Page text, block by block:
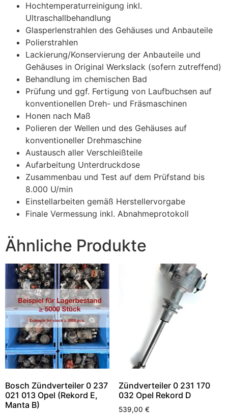
Hochtemperaturreinigung inkl.
Ultraschallbehandlung
Glasperlenstrahlen des Gehäuses und Anbauteile
Polierstrahlen
Lackierung/Konservierung der Anbauteile und
Gehäuses in Original Werkslack (sofern zutreffend)
Behandlung im chemischen Bad
Prüfung und ggf. Fertigung von Laufbuchsen auf
konventionellen Dreh- und Fräsmaschinen
Honen nach Maß
Polieren der Wellen und des Gehäuses auf
konventioneller Drehmaschine
Austausch aller Verschleißteile
Aufarbeitung Unterdruckdose
Zusammenbau und Test auf dem Prüfstand bis
8.000 U/min
Einstellarbeiten gemäß Herstellervorgabe
Finale Vermessung inkl. Abnahmeprotokoll
Ähnliche Produkte
Bosch Zündverteiler 0 237
021 013 Opel (Rekord E,
Manta B)
Zündverteiler 0 231 170
032 Opel Rekord D
539,00 €